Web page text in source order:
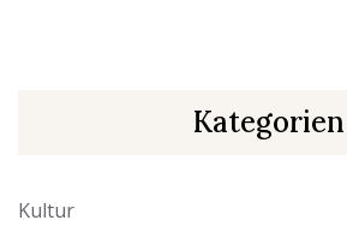
Kategorien
Kultur